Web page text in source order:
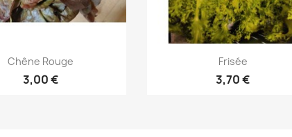
Aperçu rapide
Chêne Rouge
3,00 €
Aperçu rapide
Frisée
3,70 €